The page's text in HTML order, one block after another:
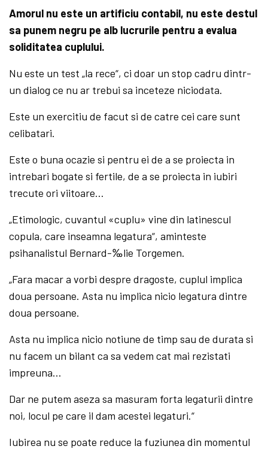
Amorul nu este un artificiu contabil, nu este destul
sa punem negru pe alb lucrurile pentru a evalua
soliditatea cuplului.
Nu este un test „la rece“, ci doar un stop cadru dintr-
un dialog ce nu ar trebui sa inceteze niciodata.
Este un exercitiu de facut si de catre cei care sunt
celibatari.
Este o buna ocazie si pentru ei de a se proiecta in
intrebari bogate si fertile, de a se proiecta in iubiri
trecute ori viitoare…
„Etimologic, cuvantul «cuplu» vine din latinescul
copula, care inseamna legatura“, aminteste
psihanalistul Bernard-‰lie Torgemen.
„Fara macar a vorbi despre dragoste, cuplul implica
doua persoane. Asta nu implica nicio legatura dintre
doua persoane.
Asta nu implica nicio notiune de timp sau de durata si
nu facem un bilant ca sa vedem cat mai rezistati
impreuna…
Dar ne putem aseza sa masuram forta legaturii dintre
noi, locul pe care il dam acestei legaturi.“
Iubirea nu se poate reduce la fuziunea din momentul